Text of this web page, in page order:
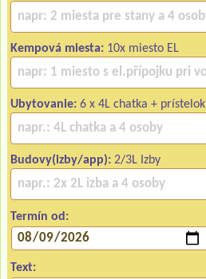
Kempová miesta: 10x miesto EL
Ubytovanie: 6 x 4L chatka + prístelok
Budovy(izby/app): 2/3L Izby
Termín od:
Text: